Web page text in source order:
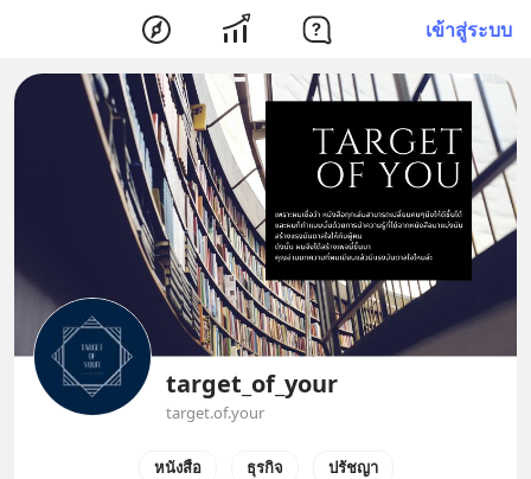
เข้าสู่ระบบ
target_of_your
target.of.your
หนังสือ ธุรกิจ ปรัชญา